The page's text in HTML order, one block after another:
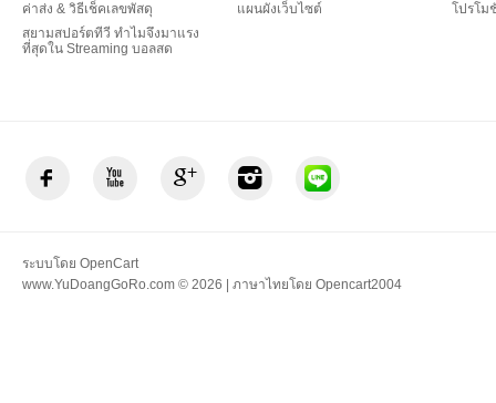
ค่าส่ง & วิธีเช็คเลขพัสดุ
สยามสปอร์ตทีวี ทำไมจึงมาแรง
ที่สุดใน Streaming บอลสด
แผนผังเว็บไซต์
โปรโม
ระบบโดย OpenCart
www.YuDoangGoRo.com © 2026 | ภาษาไทยโดย Opencart2004